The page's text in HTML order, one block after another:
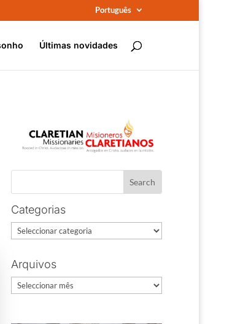
Português
Últimas novidades
Categorias
Categorias
Arquivos
Arquivos